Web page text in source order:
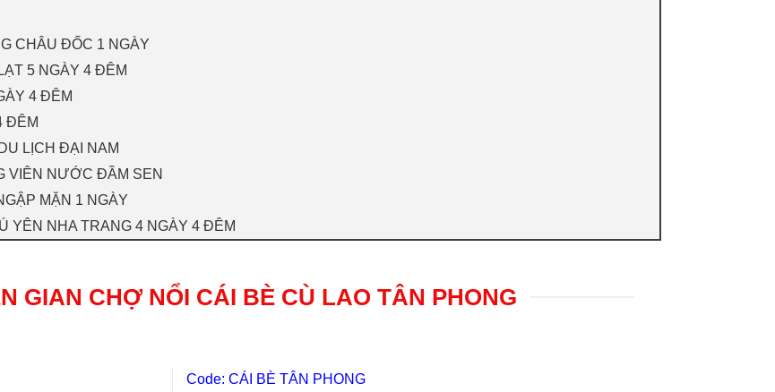
CHÂU ĐỐC 1 NGÀY
5 NGÀY 4 ĐÊM
4 ĐÊM
ĐÊM
LỊCH ĐẠI NAM
VIÊN NƯỚC ĐẦM SEN
MẶN 1 NGÀY
YÊN NHA TRANG 4 NGÀY 4 ĐÊM
GIAN CHỢ NỔI CÁI BÈ CÙ LAO TÂN PHONG
Code: CÁI BÈ TÂN PHONG